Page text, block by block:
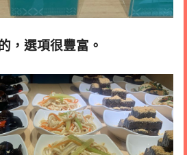
，選項很豐富 。